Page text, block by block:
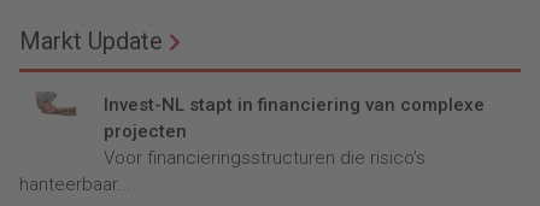
Markt Update
Invest-NL stapt in financiering van complexe
projecten
Voor financieringsstructuren die risico’s
hanteerbaar...